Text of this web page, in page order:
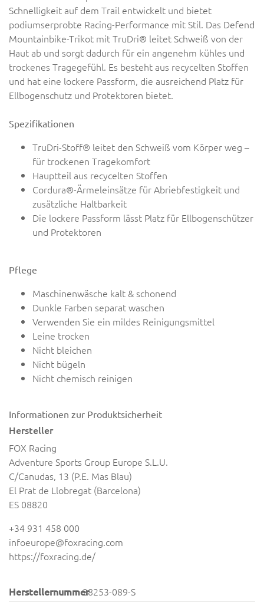
Schnelligkeit auf dem Trail entwickelt und bietet
podiumserprobte Racing-Performance mit Stil. Das Defend
Mountainbike-Trikot mit TruDri® leitet Schweiß von der
Haut ab und sorgt dadurch für ein angenehm kühles und
trockenes Tragegefühl. Es besteht aus recycelten Stoffen
und hat eine lockere Passform, die ausreichend Platz für
Ellbogenschutz und Protektoren bietet.
Spezifikationen
TruDri-Stoff® leitet den Schweiß vom Körper weg –
für trockenen Tragekomfort
Hauptteil aus recycelten Stoffen
Cordura®-Ärmeleinsätze für Abriebfestigkeit und
zusätzliche Haltbarkeit
Die lockere Passform lässt Platz für Ellbogenschützer
und Protektoren
Pflege
Maschinenwäsche kalt & schonend
Dunkle Farben separat waschen
Verwenden Sie ein mildes Reinigungsmittel
Leine trocken
Nicht bleichen
Nicht bügeln
Nicht chemisch reinigen
Informationen zur Produktsicherheit
Hersteller
FOX Racing
Adventure Sports Group Europe S.L.U.
C/Canudas, 13 (P.E. Mas Blau)
El Prat de Llobregat (Barcelona)
ES 08820
+34 931 458 000
infoeurope@foxracing.com
https://foxracing.de/
Herstellernummer38253-089-S